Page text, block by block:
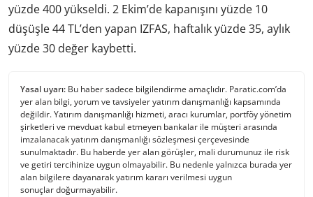
yüzde 400 yükseldi. 2 Ekim’de kapanışını yüzde 10
düşüşle 44 TL’den yapan IZFAS, haftalık yüzde 35, aylık
yüzde 30 değer kaybetti.
Yasal uyarı: Bu haber sadece bilgilendirme amaçlıdır. Paratic.com’da
yer alan bilgi, yorum ve tavsiyeler yatırım danışmanlığı kapsamında
değildir. Yatırım danışmanlığı hizmeti, aracı kurumlar, portföy yönetim
şirketleri ve mevduat kabul etmeyen bankalar ile müşteri arasında
imzalanacak yatırım danışmanlığı sözleşmesi çerçevesinde
sunulmaktadır. Bu haberde yer alan görüşler, mali durumunuz ile risk
ve getiri tercihinize uygun olmayabilir. Bu nedenle yalnızca burada yer
alan bilgilere dayanarak yatırım kararı verilmesi uygun
sonuçlar doğurmayabilir.